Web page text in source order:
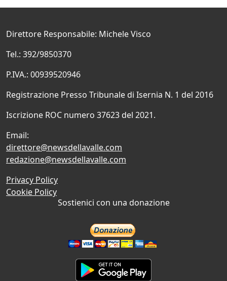
Direttore Responsabile: Michele Visco
Tel.: 392/9850370
P.IVA.: 00939520946
Registrazione Presso Tribunale di Isernia N. 1 del 2016
Iscrizione ROC numero 37623 del 2021.
Email:
direttore@newsdellavalle.com
redazione@newsdellavalle.com
Privacy Policy
Cookie Policy
Sostienici con una donazione